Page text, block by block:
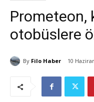
Prometeon,
otobüslere
By Filo Haber 10